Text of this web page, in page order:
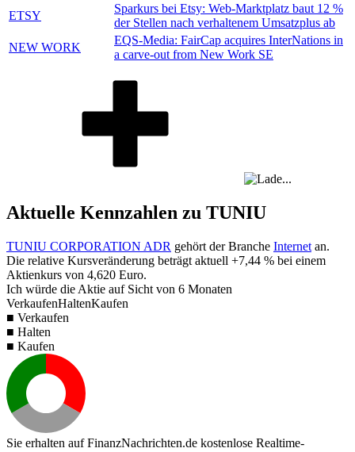
ETSY
Sparkurs bei Etsy: Web-Marktplatz baut 12 %
der Stellen nach verhaltenem Umsatzplus ab
NEW WORK
EQS-Media: FairCap acquires InterNations in
a carve-out from New Work SE
Aktuelle Kennzahlen zu TUNIU
TUNIU CORPORATION ADR gehört der Branche Internet an.
Die relative Kursveränderung beträgt aktuell +7,44 % bei einem
Aktienkurs von 4,620 Euro.
Ich würde die Aktie auf Sicht von 6 Monaten
VerkaufenHaltenKaufen
■ Verkaufen
■ Halten
■ Kaufen
Sie erhalten auf FinanzNachrichten.de kostenlose Realtime-